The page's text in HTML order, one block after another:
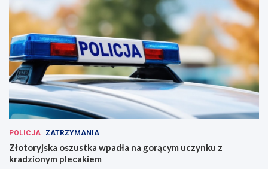
POLICJA ZATRZYMANIA
Złotoryjska oszustka wpadła na gorącym uczynku z
kradzionym plecakiem